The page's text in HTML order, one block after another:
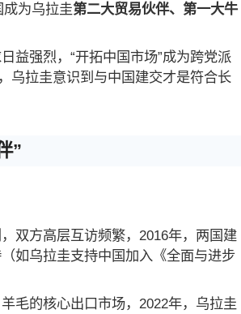
成为乌拉圭第二大贸易伙伴、第一大牛
益强烈，“开拓中国市场”成为跨党派
乌拉圭意识到与中国建交才是符合长
”
双方高层互访频繁，2016年，两国建
如乌拉圭支持中国加入《全面与进步
毛的核心出口市场，2022年，乌拉圭